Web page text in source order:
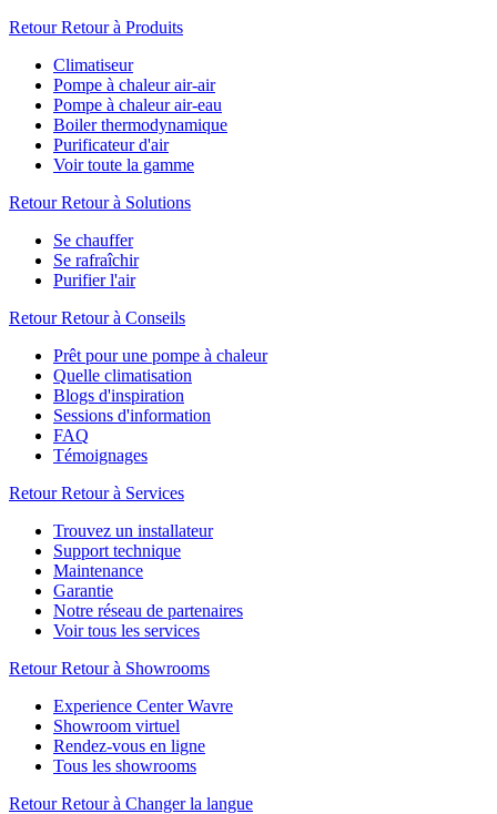
Retour Retour à Produits
Climatiseur
Pompe à chaleur air-air
Pompe à chaleur air-eau
Boiler thermodynamique
Purificateur d'air
Voir toute la gamme
Retour Retour à Solutions
Se chauffer
Se rafraîchir
Purifier l'air
Retour Retour à Conseils
Prêt pour une pompe à chaleur
Quelle climatisation
Blogs d'inspiration
Sessions d'information
FAQ
Témoignages
Retour Retour à Services
Trouvez un installateur
Support technique
Maintenance
Garantie
Notre réseau de partenaires
Voir tous les services
Retour Retour à Showrooms
Experience Center Wavre
Showroom virtuel
Rendez-vous en ligne
Tous les showrooms
Retour Retour à Changer la langue